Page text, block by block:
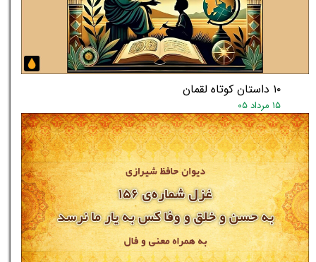
۱۰ داستان کوتاه لقمان
۱۵ مرداد ۰۵